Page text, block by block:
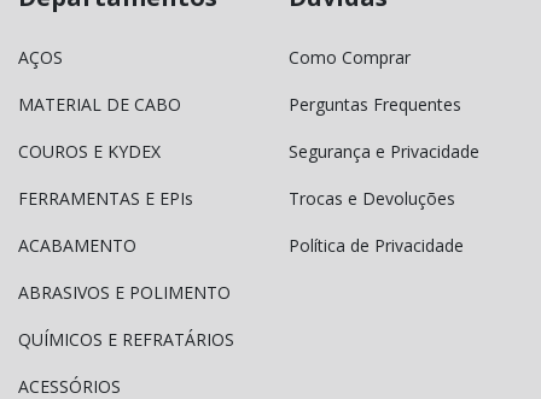
AÇOS
MATERIAL DE CABO
COUROS E KYDEX
FERRAMENTAS E EPIs
ACABAMENTO
ABRASIVOS E POLIMENTO
QUÍMICOS E REFRATÁRIOS
ACESSÓRIOS
Como Comprar
Perguntas Frequentes
Segurança e Privacidade
Trocas e Devoluções
Política de Privacidade